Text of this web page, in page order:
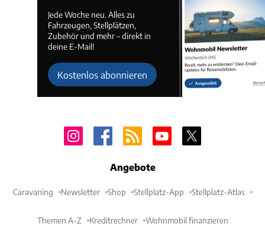
Jede Woche neu. Alles zu
Fahrzeugen, Stellplätzen,
Zubehör und mehr – direkt in
deine E-Mail!
Kostenlos abonnieren
Angebote
Caravaning Newsletter Shop Stellplatz-App Stellplatz-Atlas
Themen A-Z Kreditrechner Wohnmobil finanzieren